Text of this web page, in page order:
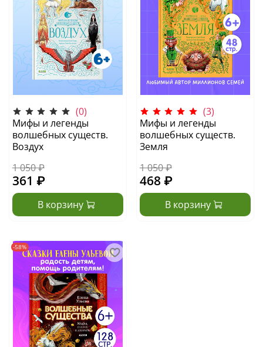
(0)
Мифы и легенды
волшебных существ.
Воздух
1 050 ₽
361 ₽
В корзину
(3)
Мифы и легенды
волшебных существ.
Земля
1 050 ₽
468 ₽
В корзину
-58%